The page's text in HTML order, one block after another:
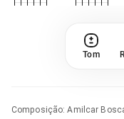
Tom
Composição:Amilcar